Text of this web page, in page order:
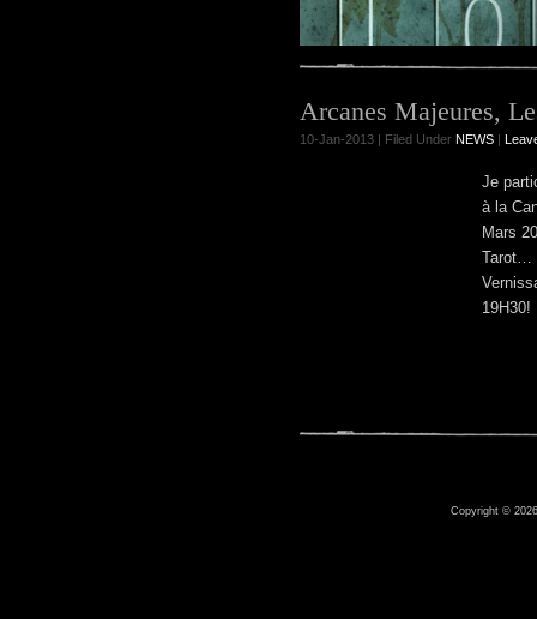
Arcanes Majeures,
10-Jan-2013 | Filed Under NEWS |
Je
à la
Mars
Tarot…
19H30!
Copyright ©